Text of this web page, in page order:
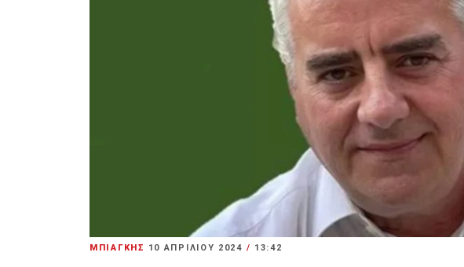
ΜΠΙΑΓΚΗΣ 10 ΑΠΡΙΛΊΟΥ 2024 / 13:42